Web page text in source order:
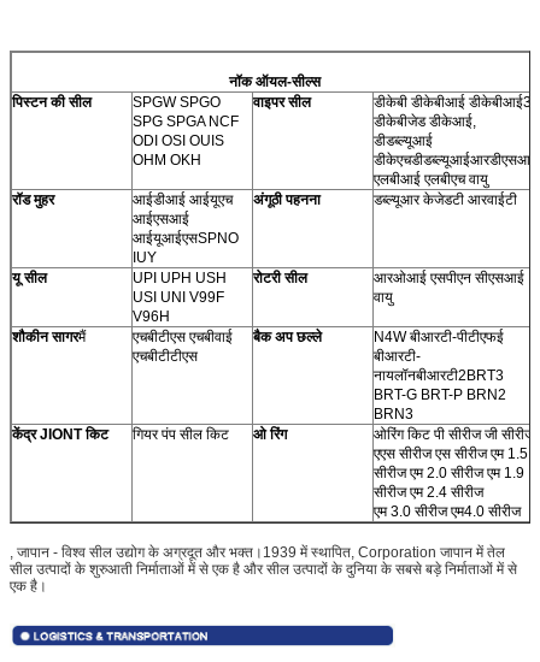
नॉक ऑयल-सील्स
पिस्टन की सील
SPGW SPGO
SPG SPGA NCF
ODI OSI OUIS
OHM OKH
वाइपर सील
डीकेबी डीकेबीआई डीकेबीआई3
डीकेबीजेड डीकेआई,
डीडब्ल्यूआई
डीकेएचडीडब्ल्यूआईआरडीएसआई
एलबीआई एलबीएच वायु
रॉड मुहर
आईडीआई आईयूएच
आईएसआई
आईयूआईएसSPNO
IUY
अंगूठी पहनना डब्ल्यूआर केजेडटी आरवाईटी
यू सील
UPI UPH USH
USI UNI V99F
V96H
रोटरी सील
आरओआई एसपीएन सीएसआई
वायु
शौकीन सागरमैं
एचबीटीएस एचबीवाई
एचबीटीटीएस
बैक अप छल्ले
N4W बीआरटी-पीटीएफई
बीआरटी-
नायलॉनबीआरटी2BRT3
BRT-G BRT-P BRN2
BRN3
केंद्र JIONT किट
गियर पंप सील किट ओ रिंग
ओरिंग किट पी सीरीज जी सीरीज
एएस सीरीज एस सीरीज एम 1.5
सीरीज एम 2.0 सीरीज एम 1.9
सीरीज एम 2.4 सीरीज
एम 3.0 सीरीज एम4.0 सीरीज
, जापान - विश्व सील उद्योग के अग्रदूत और भक्त।1939 में स्थापित, Corporation जापान में तेल
सील उत्पादों के शुरुआती निर्माताओं में से एक है और सील उत्पादों के दुनिया के सबसे बड़े निर्माताओं में से
एक है।